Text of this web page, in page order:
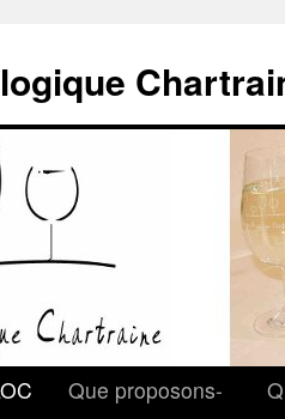
Que proposons-